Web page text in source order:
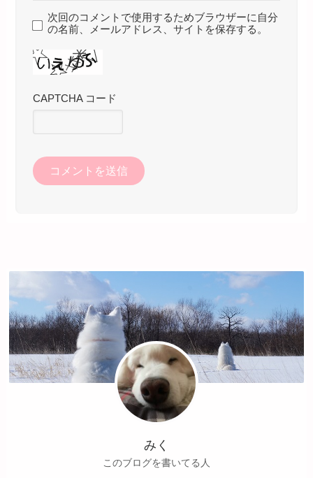
次回のコメントで使用するためブラウザーに自分
の名前、メールアドレス、サイトを保存する。
CAPTCHA コード
みく
このブログを書いてる人